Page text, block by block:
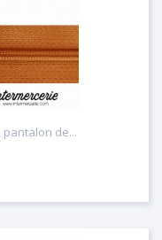
de...